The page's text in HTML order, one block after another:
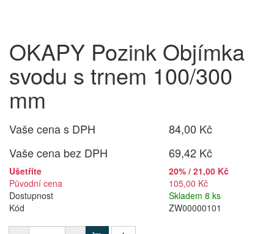
OKAPY Pozink Objímka
svodu s trnem 100/300
mm
Vaše cena s DPH
84,00 Kč
Vaše cena bez DPH
69,42 Kč
Ušetříte
20% / 21,00 Kč
Původní cena
105,00 Kč
Dostupnost
Skladem 8 ks
Kód
ZW00000101